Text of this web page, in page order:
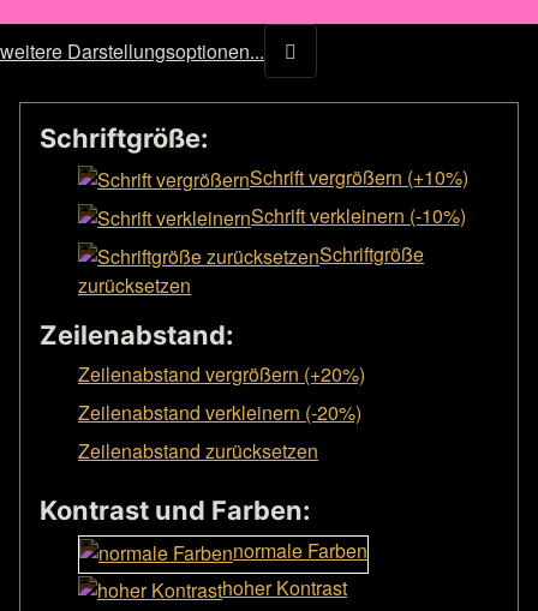
weitere Darstellungsoptionen...
Schriftgröße:
Schrift vergrößern (+10%)
Schrift verkleinern (-10%)
Schriftgröße
zurücksetzen
Zeilenabstand:
Zeilenabstand vergrößern (+20%)
Zeilenabstand verkleinern (-20%)
Zeilenabstand zurücksetzen
Kontrast und Farben:
normale Farben
hoher Kontrast